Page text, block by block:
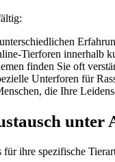
Tierforen innerhalb
finden Sie oft
Unterforen für
die Ihre
unter
ihre spezifische